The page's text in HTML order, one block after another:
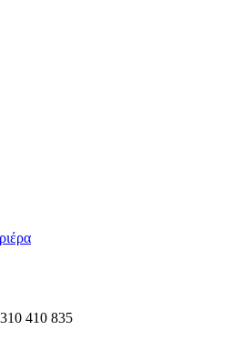
410 835